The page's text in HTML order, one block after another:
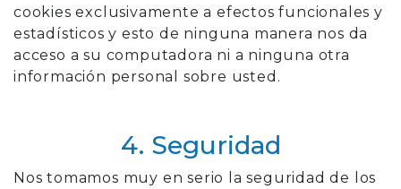
cookies exclusivamente a efectos funcionales y
estadísticos y esto de ninguna manera nos da
acceso a su computadora ni a ninguna otra
información personal sobre usted.
4. Seguridad
Nos tomamos muy en serio la seguridad de los